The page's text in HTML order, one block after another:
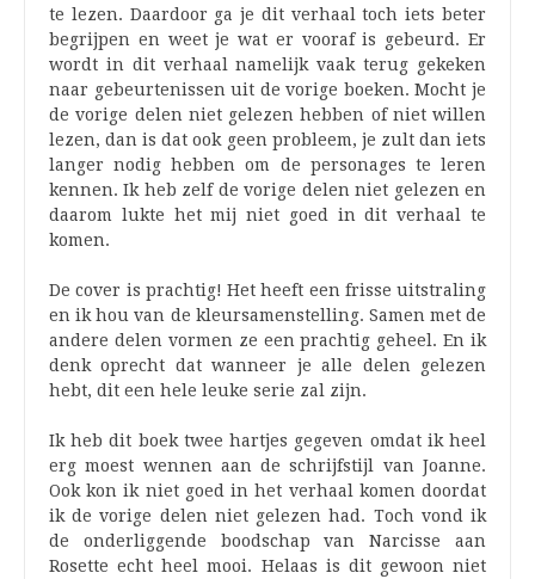
te lezen. Daardoor ga je dit verhaal toch iets beter
begrijpen en weet je wat er vooraf is gebeurd. Er
wordt in dit verhaal namelijk vaak terug gekeken
naar gebeurtenissen uit de vorige boeken. Mocht je
de vorige delen niet gelezen hebben of niet willen
lezen, dan is dat ook geen probleem, je zult dan iets
langer nodig hebben om de personages te leren
kennen. Ik heb zelf de vorige delen niet gelezen en
daarom lukte het mij niet goed in dit verhaal te
komen.
De cover is prachtig! Het heeft een frisse uitstraling
en ik hou van de kleursamenstelling. Samen met de
andere delen vormen ze een prachtig geheel. En ik
denk oprecht dat wanneer je alle delen gelezen
hebt, dit een hele leuke serie zal zijn.
Ik heb dit boek twee hartjes gegeven omdat ik heel
erg moest wennen aan de schrijfstijl van Joanne.
Ook kon ik niet goed in het verhaal komen doordat
ik de vorige delen niet gelezen had. Toch vond ik
de onderliggende boodschap van Narcisse aan
Rosette echt heel mooi. Helaas is dit gewoon niet